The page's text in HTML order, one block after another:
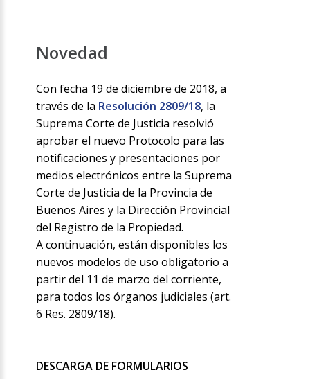
Novedad
Con fecha 19 de diciembre de 2018, a
través de la Resolución 2809/18, la
Suprema Corte de Justicia resolvió
aprobar el nuevo Protocolo para las
notificaciones y presentaciones por
medios electrónicos entre la Suprema
Corte de Justicia de la Provincia de
Buenos Aires y la Dirección Provincial
del Registro de la Propiedad.
A continuación, están disponibles los
nuevos modelos de uso obligatorio a
partir del 11 de marzo del corriente,
para todos los órganos judiciales (art.
6 Res. 2809/18).
DESCARGA DE FORMULARIOS